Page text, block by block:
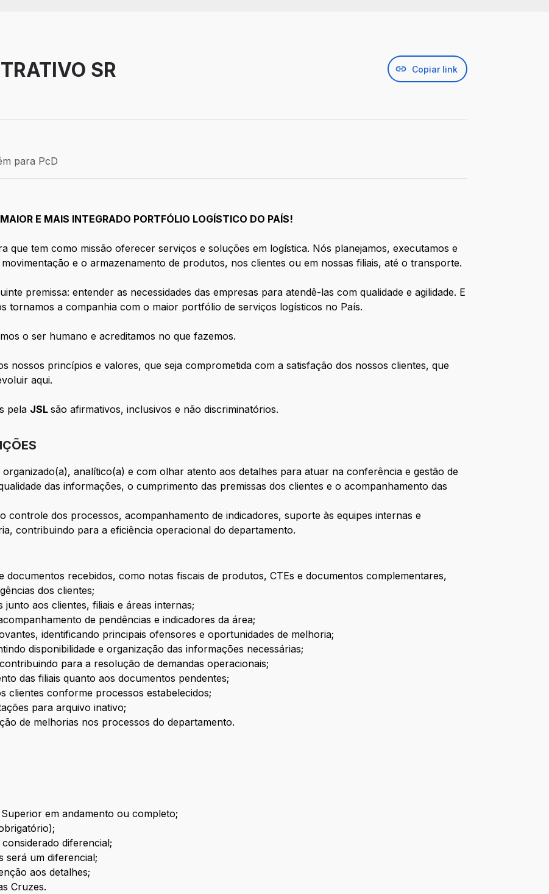
SR Copiar link
PcD
para PcD
E MAIS INTEGRADO PORTFÓLIO LOGÍSTICO DO PAÍS!
que tem como missão oferecer serviços e soluções em logística. Nós planejamos, executamos e
e o armazenamento de produtos, nos clientes ou em nossas filiais, até o transporte.
premissa: entender as necessidades das empresas para atendê-las com qualidade e agilidade. E
tornamos a companhia com o maior portfólio de serviços logísticos no País.
o ser humano e acreditamos no que fazemos.
nossos princípios e valores, que seja comprometida com a satisfação dos nossos clientes, que
aqui.
pela JSLsão afirmativos, inclusivos e não discriminatórios.
analítico(a) e com olhar atento aos detalhes para atuar na conferência e gestão de
das informações, o cumprimento das premissas dos clientes e o acompanhamento das
controle dos processos, acompanhamento de indicadores, suporte às equipes internas e
contribuindo para a eficiência operacional do departamento.
documentos recebidos, como notas fiscais de produtos, CTEs e documentos complementares,
dos clientes;
aos clientes, filiais e áreas internas;
de pendências e indicadores da área;
identificando principais ofensores e oportunidades de melhoria;
disponibilidade e organização das informações necessárias;
para a resolução de demandas operacionais;
das filiais quanto aos documentos pendentes;
clientes conforme processos estabelecidos;
para arquivo inativo;
de melhorias nos processos do departamento.
em andamento ou completo;
diferencial;
será um diferencial;
aos detalhes;
Cruzes.